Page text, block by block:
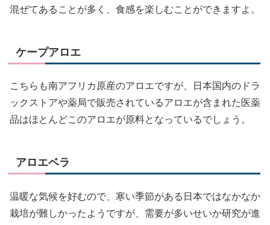
混ぜてあることが多く、食感を楽しむことができますよ。
ケープアロエ
こちらも南アフリカ原産のアロエですが、日本国内のドラ
ックストアや薬局で販売されているアロエが含まれた医薬
品はほとんどこのアロエが原料となっているでしょう。
アロエベラ
温暖な気候を好むので、寒い季節がある日本ではなかなか
栽培が難しかったようですが、需要が多いせいか研究が進